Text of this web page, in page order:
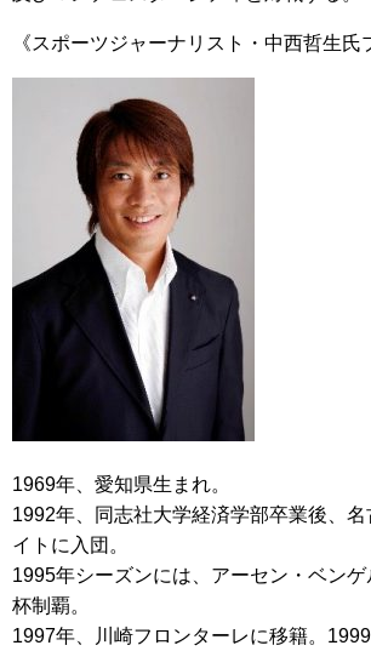
《スポーツジャーナリスト・中西哲生氏
1969年、愛知県生まれ。
1992年、同志社大学経済学部卒業後、
イトに入団。
1995年シーズンには、アーセン・ベン
杯制覇。
1997年、川崎フロンターレに移籍。